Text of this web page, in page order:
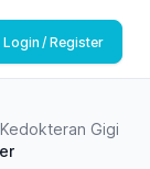
Login / Register
Gigi